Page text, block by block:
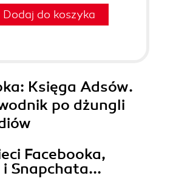
Dodaj do koszyka
: Księga Adsów.
po dżungli
Facebooka,
Snapchata...